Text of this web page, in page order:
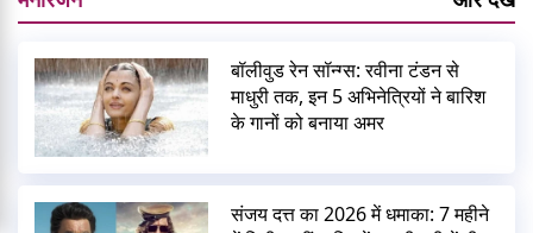
बॉलीवुड रेन सॉन्ग्स: रवीना टंडन से
माधुरी तक, इन 5 अभिनेत्रियों ने बारिश
के गानों को बनाया अमर
संजय दत्त का 2026 में धमाका: 7 महीने